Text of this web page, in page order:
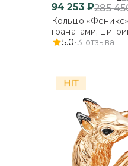
94 253₽285
Кольцо
гранатами,
5.0 3 отзыва